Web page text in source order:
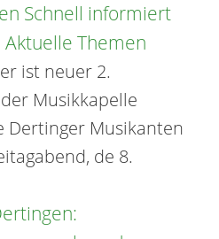
Schnell informiert
Themen
ist neuer 2.
Musikkapelle
Dertinger Musikanten
de 8.